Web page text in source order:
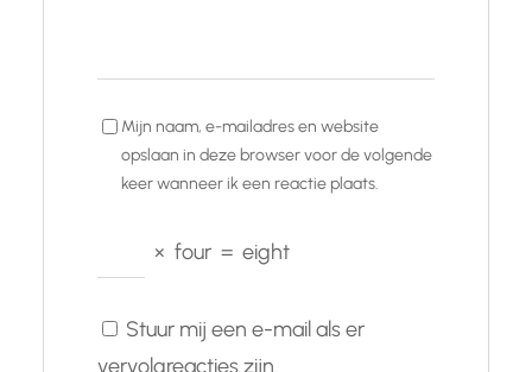
Mijn naam, e-mailadres en website
opslaan in deze browser voor de volgende
keer wanneer ik een reactie plaats.
× four = eight
Stuur mij een e-mail als er
vervolgreacties zijn.